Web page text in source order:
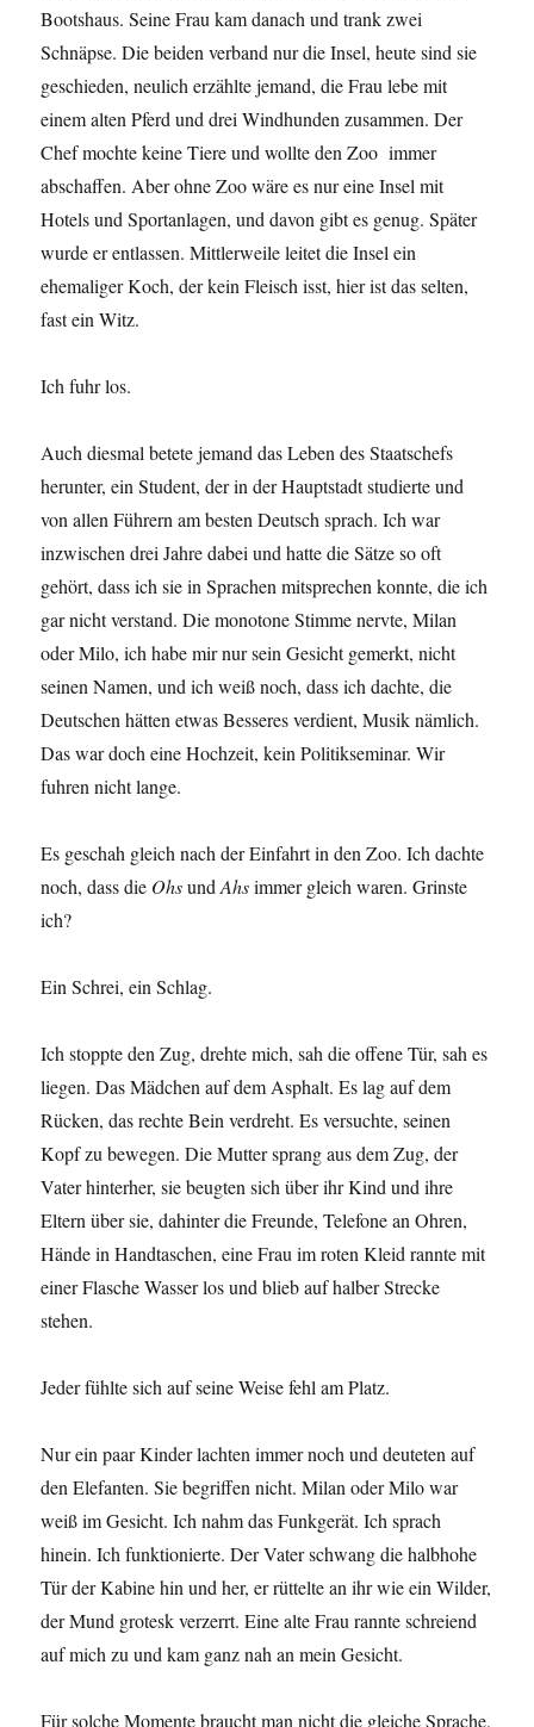
Bootshaus. Seine Frau kam danach und trank zwei
Schnäpse. Die beiden verband nur die Insel, heute sind sie
geschieden, neulich erzählte jemand, die Frau lebe mit
einem alten Pferd und drei Windhunden zusammen. Der
Chef mochte keine Tiere und wollte den Zoo immer
abschaffen. Aber ohne Zoo wäre es nur eine Insel mit
Hotels und Sportanlagen, und davon gibt es genug. Später
wurde er entlassen. Mittlerweile leitet die Insel ein
ehemaliger Koch, der kein Fleisch isst, hier ist das selten,
fast ein Witz.
Ich fuhr los.
Auch diesmal betete jemand das Leben des Staatschefs
herunter, ein Student, der in der Hauptstadt studierte und
von allen Führern am besten Deutsch sprach. Ich war
inzwischen drei Jahre dabei und hatte die Sätze so oft
gehört, dass ich sie in Sprachen mitsprechen konnte, die ich
gar nicht verstand. Die monotone Stimme nervte, Milan
oder Milo, ich habe mir nur sein Gesicht gemerkt, nicht
seinen Namen, und ich weiß noch, dass ich dachte, die
Deutschen hätten etwas Besseres verdient, Musik nämlich.
Das war doch eine Hochzeit, kein Politikseminar. Wir
fuhren nicht lange.
Es geschah gleich nach der Einfahrt in den Zoo. Ich dachte
noch, dass die OhsundAhsimmer gleich waren. Grinste
ich?
Ein Schrei, ein Schlag.
Ich stoppte den Zug, drehte mich, sah die offene Tür, sah es
liegen. Das Mädchen auf dem Asphalt. Es lag auf dem
Rücken, das rechte Bein verdreht. Es versuchte, seinen
Kopf zu bewegen. Die Mutter sprang aus dem Zug, der
Vater hinterher, sie beugten sich über ihr Kind und ihre
Eltern über sie, dahinter die Freunde, Telefone an Ohren,
Hände in Handtaschen, eine Frau im roten Kleid rannte mit
einer Flasche Wasser los und blieb auf halber Strecke
stehen.
Jeder fühlte sich auf seine Weise fehl am Platz.
Nur ein paar Kinder lachten immer noch und deuteten auf
den Elefanten. Sie begriffen nicht. Milan oder Milo war
weiß im Gesicht. Ich nahm das Funkgerät. Ich sprach
hinein. Ich funktionierte. Der Vater schwang die halbhohe
Tür der Kabine hin und her, er rüttelte an ihr wie ein Wilder,
der Mund grotesk verzerrt. Eine alte Frau rannte schreiend
auf mich zu und kam ganz nah an mein Gesicht.
Für solche Momente braucht man nicht die gleiche Sprache.